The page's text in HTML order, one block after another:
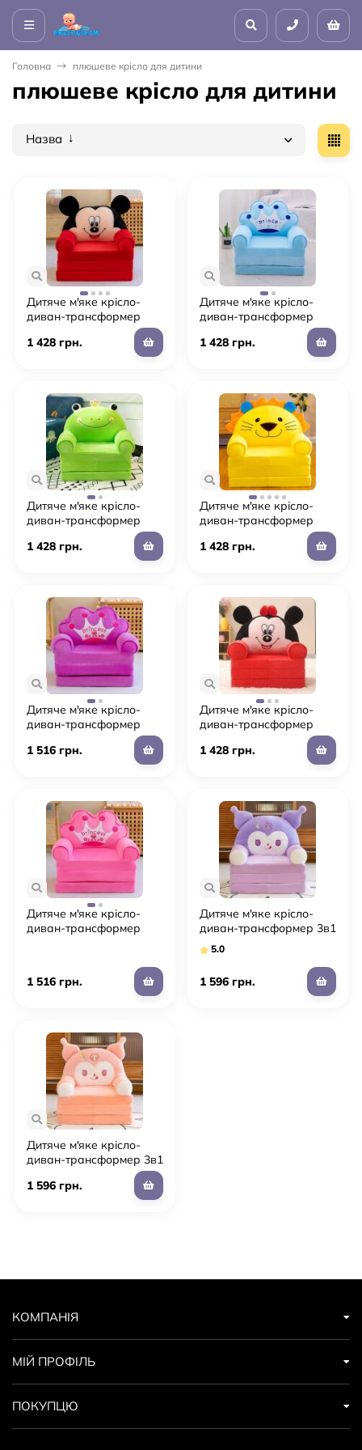
Головна плюшеве крісло для дитини
плюшеве крісло для дитини
Назва
Дитяче м'яке крісло-
диван-трансформер
"Міккі мауса"
1 428 грн.
Дитяче м'яке крісло-
диван-трансформер
для хлопчика плюшеве
блакитне "Принц"
1 428 грн.
Дитяче м'яке крісло-
диван-трансформер
для дівчинки/хлопчика
плюшеве зелене
1 428 грн.
Дитяче м'яке крісло-
диван-трансформер
для дівчинки/хлопчика
плюшеве жовте
1 428 грн.
Дитяче м'яке крісло-
диван-трансформер
для дівчинки плюшеве
фіолетове "Принцеса"
1 516 грн.
Дитяче м'яке крісло-
диван-трансформер
для дівчинки плюшеве у
вигляді "Мінні мауса"
1 428 грн.
Дитяче м'яке крісло-
диван-трансформер
1 516 грн.
Дитяче м'яке крісло-
диван-трансформер 3в1
для дівчинки плюшеве
фіолетове
5.0
1 596 грн.
Дитяче м'яке крісло-
диван-трансформер 3в1
для дівчинки плюшеве
персикове
1 596 грн.
КОМПАНІЯ
МІЙ ПРОФІЛЬ
ПОКУПЦЮ